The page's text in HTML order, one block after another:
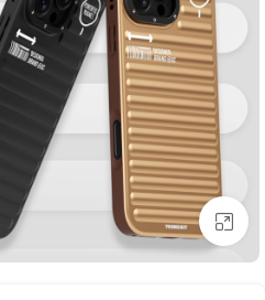
برای بزرگنمایی کلیک کنید.